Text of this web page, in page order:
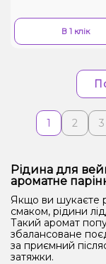
В 1 клік
1 2 3
Рідина для
ароматне
Якщо ви шукаєте
смаком, рідини
Такий аромат
збалансоване
за приємний
затяжки.